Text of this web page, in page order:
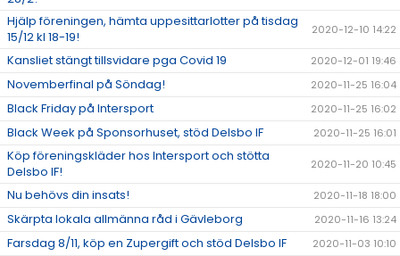
Hjälp föreningen, hämta uppesittarlotter på tisdag
15/12 kl 18-19!
2020-12-10 14:22
Kansliet stängt tillsvidare pga Covid 19 2020-12-01 19:46
Novemberfinal på Söndag! 2020-11-25 16:04
Black Friday på Intersport 2020-11-25 16:02
Black Week på Sponsorhuset, stöd Delsbo IF 2020-11-25 16:01
Köp föreningskläder hos Intersport och stötta
Delsbo IF!
2020-11-20 10:45
Nu behövs din insats! 2020-11-18 18:00
Skärpta lokala allmänna råd i Gävleborg 2020-11-16 13:24
Farsdag 8/11, köp en Zupergift och stöd Delsbo IF 2020-11-03 10:10